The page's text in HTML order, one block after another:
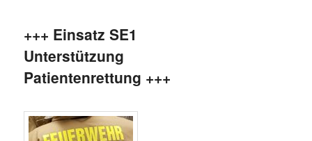
+++ Einsatz SE1
Unterstützung
Patientenrettung +++